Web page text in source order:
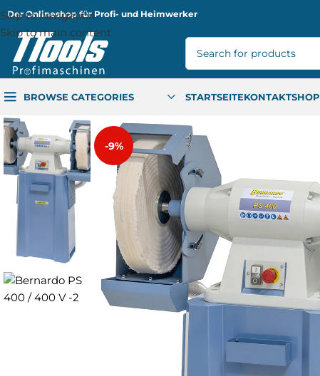
Skip to navigation
Skip to main content
Der Onlineshop für Profi- und Heimwerker
BROWSE CATEGORIES STARTSEITEKONTAKTSHOP
-9%